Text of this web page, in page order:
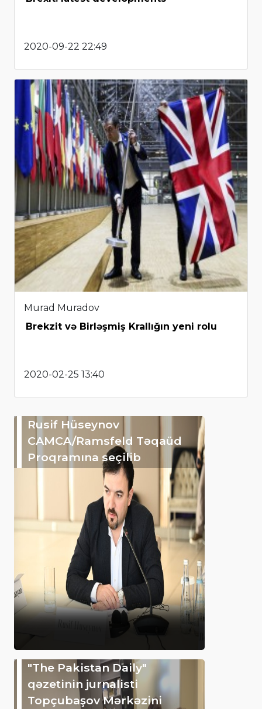
2020-09-22 22:49
Murad Muradov
Brekzit və Birləşmiş Krallığın yeni rolu
2020-02-25 13:40
Rusif Hüseynov
CAMCA/Ramsfeld Təqaüd
Proqramına seçilib
"The Pakistan Daily"
qəzetinin jurnalisti
Topçubaşov Mərkəzini